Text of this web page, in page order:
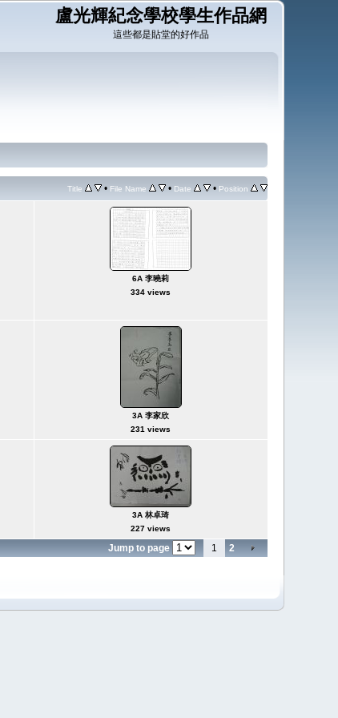
盧光輝紀念學校學生作品網
這些都是貼堂的好作品
Title • File Name • Date • Position
6A 李曉莉
334 views
3A 李家欣
231 views
3A 林卓琦
227 views
Jump to page 1 2